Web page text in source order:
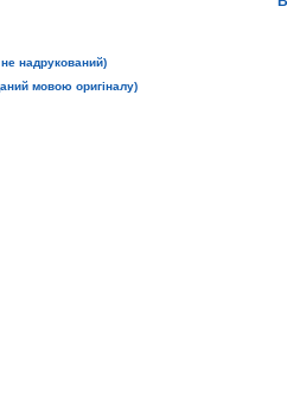
надрукований)
мовою оригіналу)